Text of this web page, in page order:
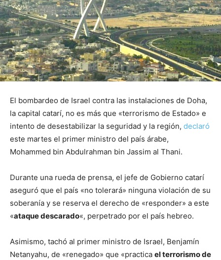
El bombardeo de Israel contra las instalaciones de Doha,
la capital catarí, no es más que «terrorismo de Estado» e
intento de desestabilizar la seguridad y la región, declaró
este martes el primer ministro del país árabe,
Mohammed bin Abdulrahman bin Jassim al Thani.
Durante una rueda de prensa, el jefe de Gobierno catarí
aseguró que el país «no tolerará» ninguna violación de su
soberanía y se reserva el derecho de «responder» a este
«ataque descarado«, perpetrado por el país hebreo.
Asimismo, tachó al primer ministro de Israel, Benjamín
Netanyahu, de «renegado» que «practica el terrorismo de